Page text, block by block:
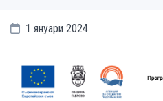
1 януари 2024